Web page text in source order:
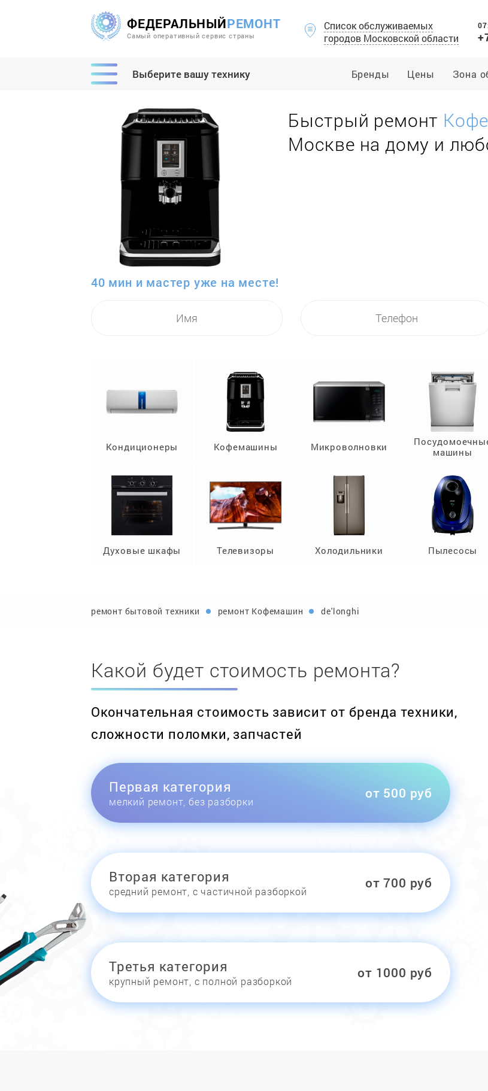
ФЕДЕРАЛЬНЫЙРЕМОНТ
Самый оперативный сервис страны
Список обслуживаемых
городов Московской области
Выберите вашу технику Бренды Цены Зона
Быстрый ремонт
Москве на дому и
40 мин и мастер уже на месте!
Кондиционеры Кофемашины Микроволновки
машины
Духовые шкафы Телевизоры Холодильники Пылесосы
ремонт бытовой техники ремонт Кофемашин de'longhi
Какой будет стоимость ремонта?
Окончательная стоимость зависит от бренда техники,
сложности поломки, запчастей
Первая категория
мелкий ремонт, без разборки
от 500 руб
Вторая категория
средний ремонт, с частичной разборкой
от 700 руб
Третья категория
крупный ремонт, с полной разборкой
от 1000 руб